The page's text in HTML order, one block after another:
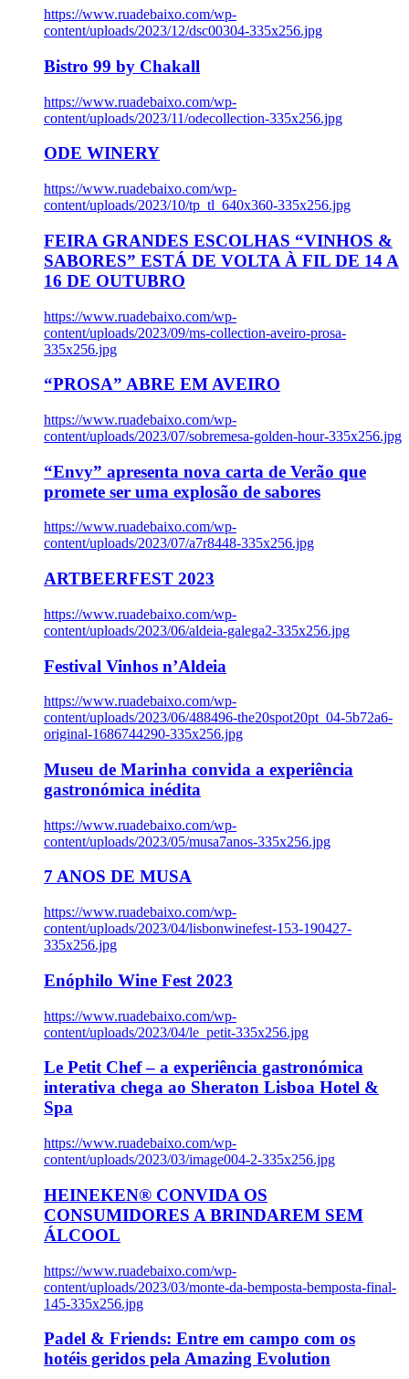
https://www.ruadebaixo.com/wp-
content/uploads/2023/12/dsc00304-335x256.jpg
Bistro 99 by Chakall
https://www.ruadebaixo.com/wp-
content/uploads/2023/11/odecollection-335x256.jpg
ODE WINERY
https://www.ruadebaixo.com/wp-
content/uploads/2023/10/tp_tl_640x360-335x256.jpg
FEIRA GRANDES ESCOLHAS “VINHOS &
SABORES” ESTÁ DE VOLTA À FIL DE 14 A
16 DE OUTUBRO
https://www.ruadebaixo.com/wp-
content/uploads/2023/09/ms-collection-aveiro-prosa-
335x256.jpg
“PROSA” ABRE EM AVEIRO
https://www.ruadebaixo.com/wp-
content/uploads/2023/07/sobremesa-golden-hour-335x256.jpg
“Envy” apresenta nova carta de Verão que
promete ser uma explosão de sabores
https://www.ruadebaixo.com/wp-
content/uploads/2023/07/a7r8448-335x256.jpg
ARTBEERFEST 2023
https://www.ruadebaixo.com/wp-
content/uploads/2023/06/aldeia-galega2-335x256.jpg
Festival Vinhos n’Aldeia
https://www.ruadebaixo.com/wp-
content/uploads/2023/06/488496-the20spot20pt_04-5b72a6-
original-1686744290-335x256.jpg
Museu de Marinha convida a experiência
gastronómica inédita
https://www.ruadebaixo.com/wp-
content/uploads/2023/05/musa7anos-335x256.jpg
7 ANOS DE MUSA
https://www.ruadebaixo.com/wp-
content/uploads/2023/04/lisbonwinefest-153-190427-
335x256.jpg
Enóphilo Wine Fest 2023
https://www.ruadebaixo.com/wp-
content/uploads/2023/04/le_petit-335x256.jpg
Le Petit Chef – a experiência gastronómica
interativa chega ao Sheraton Lisboa Hotel &
Spa
https://www.ruadebaixo.com/wp-
content/uploads/2023/03/image004-2-335x256.jpg
HEINEKEN® CONVIDA OS
CONSUMIDORES A BRINDAREM SEM
ÁLCOOL
https://www.ruadebaixo.com/wp-
content/uploads/2023/03/monte-da-bemposta-bemposta-final-
145-335x256.jpg
Padel & Friends: Entre em campo com os
hotéis geridos pela Amazing Evolution